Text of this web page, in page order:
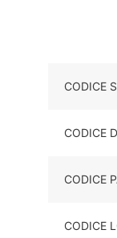
CODICE
CODICE
CODICE
CODICE